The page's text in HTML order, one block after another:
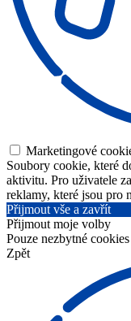
Marketingové
Soubory cookie, které
aktivitu. Pro uživatele
reklamy, které jsou pro
Přijmout vše a zavřít
Přijmout moje volby
Pouze nezbytné cookies
Zpět